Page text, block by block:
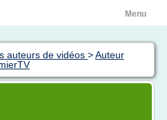
Menu
auteurs de vidéos >Auteur